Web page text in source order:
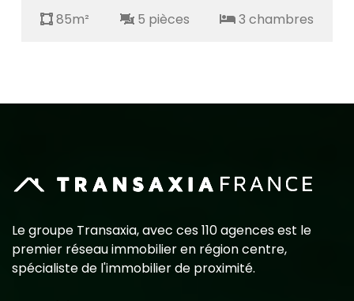
85m² 5 pièces 3 chambres
Le groupe Transaxia, avec ces 110 agences est le
premier réseau immobilier en région centre,
spécialiste de l'immobilier de proximité.